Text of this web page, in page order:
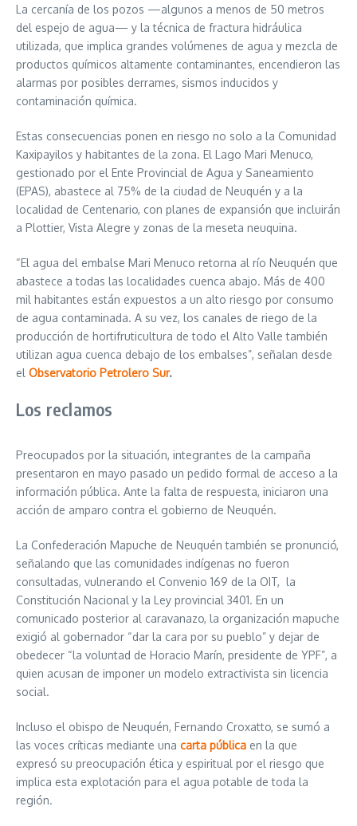
La cercanía de los pozos —algunos a menos de 50 metros
del espejo de agua— y la técnica de fractura hidráulica
utilizada, que implica grandes volúmenes de agua y mezcla de
productos químicos altamente contaminantes, encendieron las
alarmas por posibles derrames, sismos inducidos y
contaminación química.
Estas consecuencias ponen en riesgo no solo a la Comunidad
Kaxipayilos y habitantes de la zona. El Lago Mari Menuco,
gestionado por el Ente Provincial de Agua y Saneamiento
(EPAS), abastece al 75% de la ciudad de Neuquén y a la
localidad de Centenario, con planes de expansión que incluirán
a Plottier, Vista Alegre y zonas de la meseta neuquina.
“El agua del embalse Mari Menuco retorna al río Neuquén que
abastece a todas las localidades cuenca abajo. Más de 400
mil habitantes están expuestos a un alto riesgo por consumo
de agua contaminada. A su vez, los canales de riego de la
producción de hortifruticultura de todo el Alto Valle también
utilizan agua cuenca debajo de los embalses”, señalan desde
el Observatorio Petrolero Sur.
Los reclamos
Preocupados por la situación, integrantes de la campaña
presentaron en mayo pasado un pedido formal de acceso a la
información pública. Ante la falta de respuesta, iniciaron una
acción de amparo contra el gobierno de Neuquén.
La Confederación Mapuche de Neuquén también se pronunció,
señalando que las comunidades indígenas no fueron
consultadas, vulnerando el Convenio 169 de la OIT, la
Constitución Nacional y la Ley provincial 3401. En un
comunicado posterior al caravanazo, la organización mapuche
exigió al gobernador “dar la cara por su pueblo” y dejar de
obedecer “la voluntad de Horacio Marín, presidente de YPF”, a
quien acusan de imponer un modelo extractivista sin licencia
social.
Incluso el obispo de Neuquén, Fernando Croxatto, se sumó a
las voces críticas mediante una carta pública en la que
expresó su preocupación ética y espiritual por el riesgo que
implica esta explotación para el agua potable de toda la
región.